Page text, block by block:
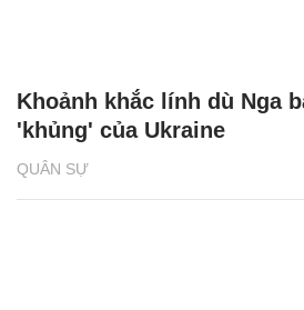
QUÂN SỰ
Khoảnh khắc lính dù Nga
'khủng' của Ukraine